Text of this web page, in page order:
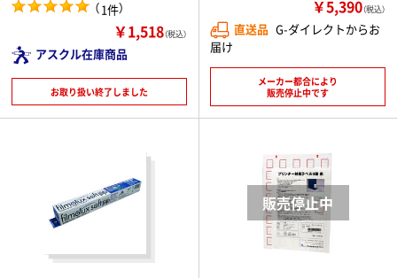
（1件）
￥1,518（税込）
アスクル在庫商品
お取り扱い終了しました
￥5,390（税込）
直送品 G-ダイレクトからお
届け
メーカー都合により
販売停止中です